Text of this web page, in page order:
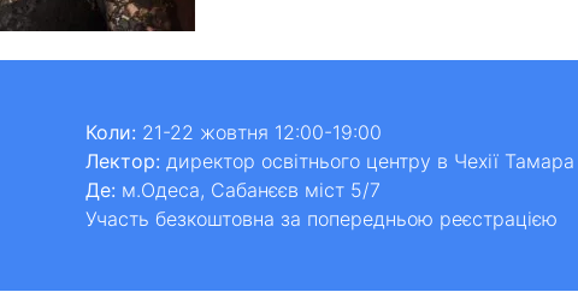
Коли: 21-22 жовтня 12:00-19:00
Лектор: директор освітнього центру в Чехії
Де: м.Одеса, Сабанєєв міст 5/7
Участь безкоштовна за попередньою реєстрацією